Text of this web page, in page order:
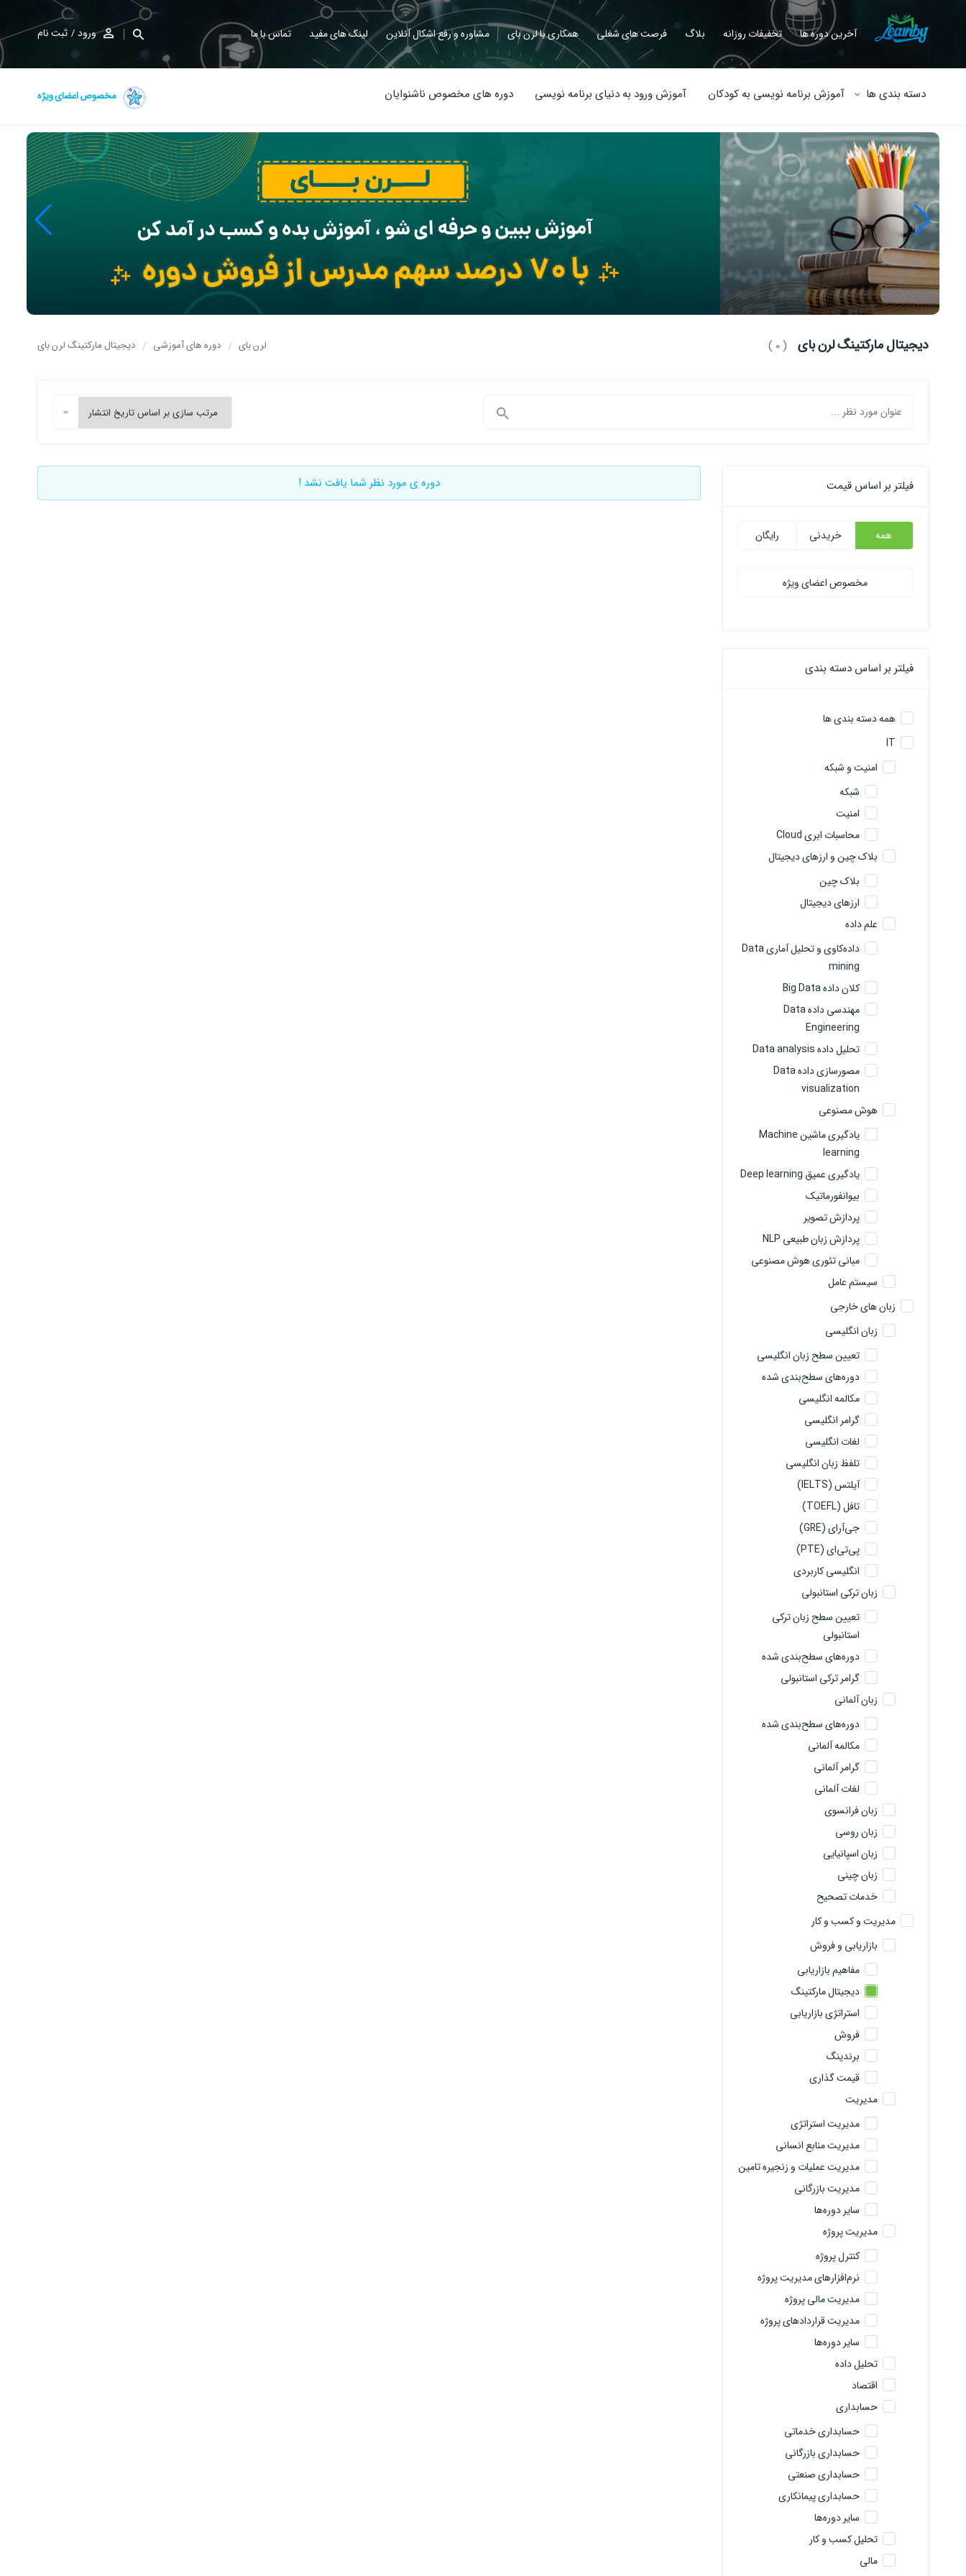
آخرین دوره ها تخفیفات روزانه بلاگ فرصت های شغلی همکاری با لرن بای مشاوره و رفع اشکال آنلاین لینک های مفید تماس با ما ورود ثبت نام
دسته بندی ها آموزش برنامه نویسی به کودکان آموزش ورود به دنیای برنامه نویسی دوره های مخصوص ناشنوایان مخصوص اعضای ویژه
لرن بای دوره های آموزشی دیجیتال مارکتینگ لرن بای دیجیتال مارکتینگ لرن بای ( 0 )
فیلتر بر اساس قیمت
همه خریدنی رایگان
مخصوص اعضای ویژه
فیلتر بر اساس دسته بندی
همه دسته بندی ها
IT
امنیت و شبکه
شبکه
امنیت
محاسبات ابری Cloud
بلاک چین و ارزهای دیجیتال
بلاک چین
ارزهای دیجیتال
علم داده
داده‌کاوی و تحلیل آماری Data
mining
کلان داده Big Data
مهندسی داده Data
Engineering
تحلیل داده Data analysis
مصورسازی داده Data
visualization
هوش مصنوعی
یادگیری ماشین Machine
learning
یادگیری عمیق Deep learning
بیوانفورماتیک
پردازش تصویر
پردازش زبان طبیعی NLP
مبانی تئوری هوش مصنوعی
سیستم عامل
زبان های خارجی
زبان انگلیسی
تعیین سطح زبان انگلیسی
دوره‌های سطح‌بندی شده
مکالمه انگلیسی
گرامر انگلیسی
لغات انگلیسی
تلفظ زبان انگلیسی
آیلتس (IELTS)
تافل (TOEFL)
جی‌آرای (GRE)
پی‌تی‌ای (PTE)
انگلیسی کاربردی
زبان ترکی استانبولی
تعیین سطح زبان ترکی
استانبولی
دوره‌های سطح‌بندی شده
گرامر ترکی استانبولی
زبان آلمانی
دوره‌های سطح‌بندی شده
مکالمه آلمانی
گرامر آلمانی
لغات آلمانی
زبان فرانسوی
زبان روسی
زبان اسپانیایی
زبان چینی
خدمات تصحیح
مدیریت و کسب و کار
بازاریابی و فروش
مفاهیم بازاریابی
دیجیتال مارکتینگ
استراتژی بازاریابی
فروش
برندینگ
قیمت گذاری
مدیریت
مدیریت استراتژی
مدیریت منابع انسانی
مدیریت عملیات و زنجیره تامین
مدیریت بازرگانی
سایر دوره‌ها
مدیریت پروژه
کنترل پروژه
نرم‌افزارهای مدیریت پروژه
مدیریت مالی پروژه
مدیریت قراردادهای پروژه
سایر دوره‌ها
تحلیل داده
اقتصاد
حسابداری
حسابداری خدماتی
حسابداری بازرگانی
حسابداری صنعتی
حسابداری پیمانکاری
سایر دوره‌ها
تحلیل کسب و کار
مالی
دوره ی مورد نظر شما یافت نشد !